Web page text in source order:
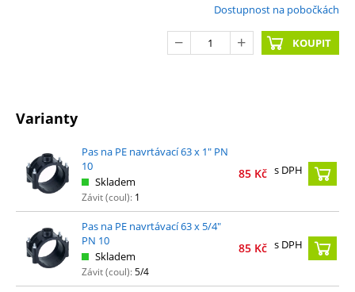
Dostupnost na pobočkách
KOUPIT
Varianty
Pas na PE navrtávací 63 x 1" PN
10
Skladem
Závit (coul): 1
85 Kč s DPH
Pas na PE navrtávací 63 x 5/4"
PN 10
Skladem
Závit (coul):5/4
85 Kč s DPH